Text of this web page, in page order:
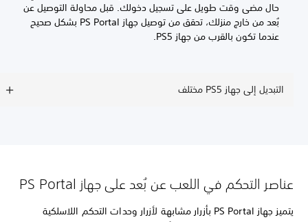
حال مضى وقت طويل على تسجيل دخولك. قبل محاولة التوصيل عن
بُعد من خارج منزلك، تحقق من توصيل جهاز PS Portal بشكل صحيح
عندما تكون بالقرب من جهاز PS5.
التبديل إلى جهاز PS5 مختلف
عناصر التحكم في اللعب عن بُعد على جهاز PS Portal
يتميز جهاز PS Portal بأزرار مشابهة لأزرار وحدات التحكم اللاسلكية